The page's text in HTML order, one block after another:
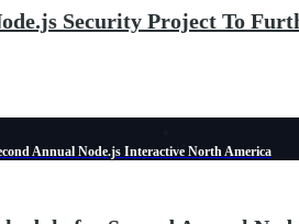
Security Project To
Annual Node.js Interactive North America